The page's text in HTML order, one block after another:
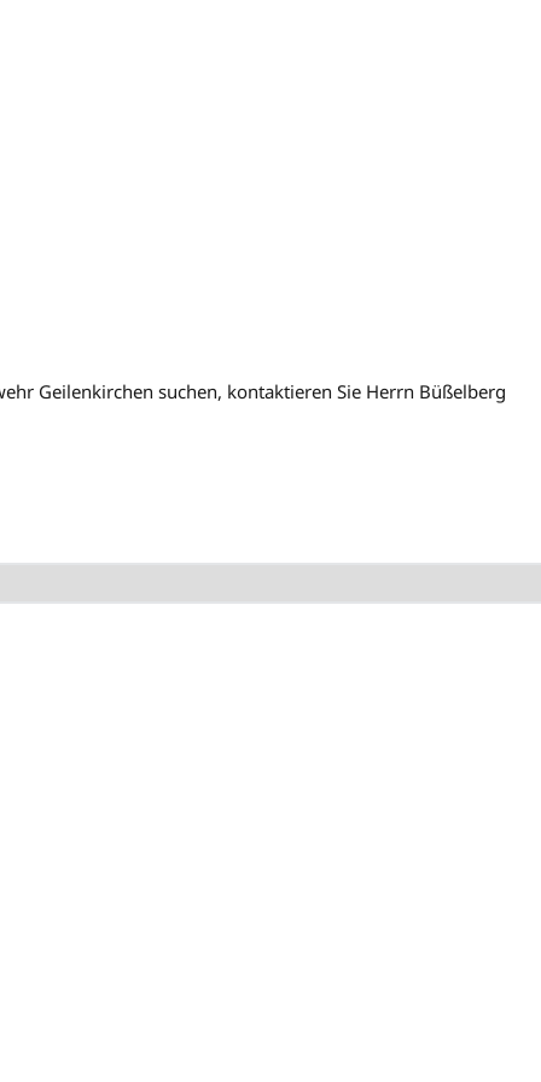
Geilenkirchen suchen, kontaktieren Sie Herrn Büßelberg